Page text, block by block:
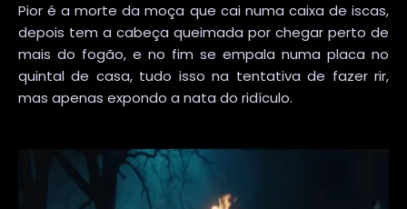
Pior é a morte da moça que cai numa caixa de iscas,
depois tem a cabeça queimada por chegar perto de
mais do fogão, e no fim se empala numa placa no
quintal de casa, tudo isso na tentativa de fazer rir,
mas apenas expondo a nata do ridículo.